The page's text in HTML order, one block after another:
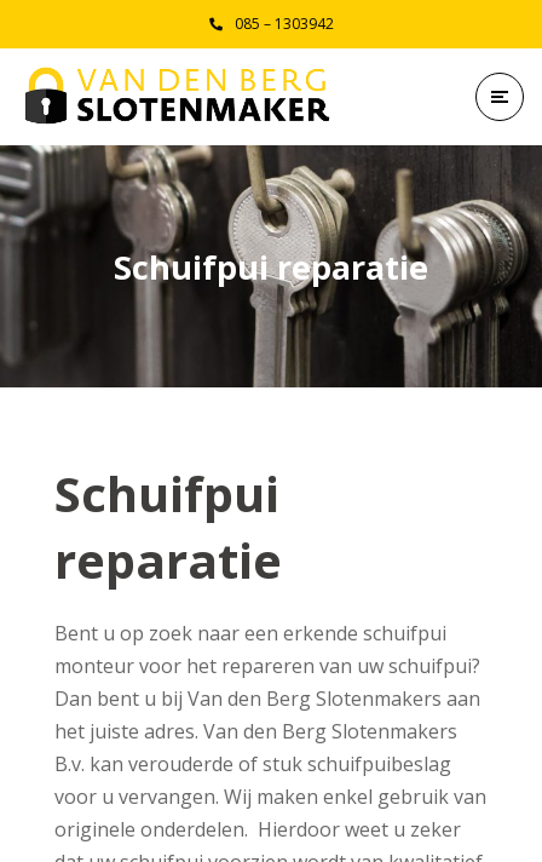
085 – 1303942
Schuifpui reparatie
Schuifpui
reparatie
Bent u op zoek naar een erkende schuifpui
monteur voor het repareren van uw schuifpui?
Dan bent u bij Van den Berg Slotenmakers aan
het juiste adres. Van den Berg Slotenmakers
B.v. kan verouderde of stuk schuifpuibeslag
voor u vervangen. Wij maken enkel gebruik van
originele onderdelen. Hierdoor weet u zeker